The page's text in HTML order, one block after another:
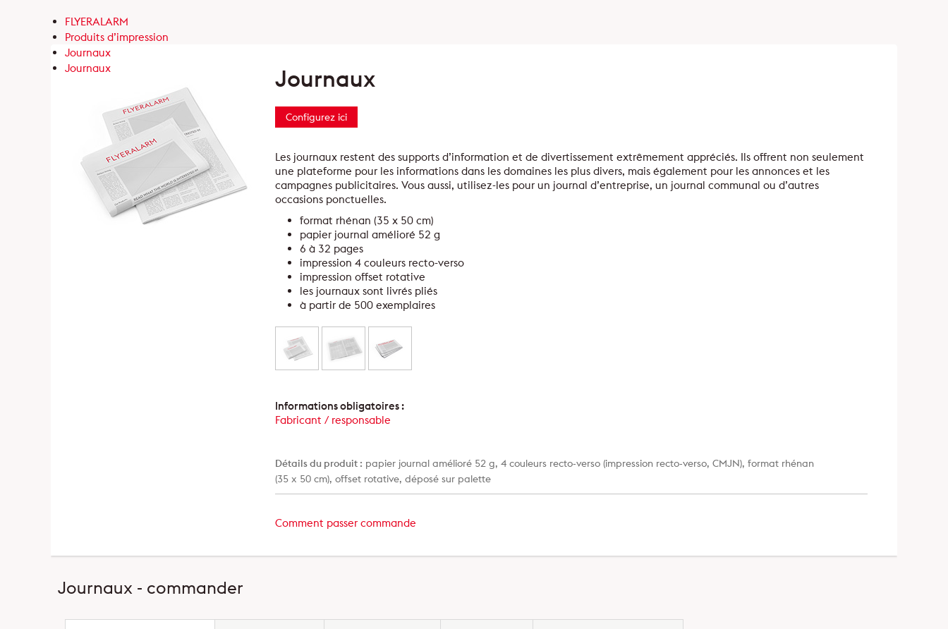
FLYERALARM
Produits d’impression
Journaux
Journaux
Journaux
Configurez ici
Les journaux restent des supports d’information et de divertissement extrêmement appréciés. Ils offrent non seulement
une plateforme pour les informations dans les domaines les plus divers, mais également pour les annonces et les
campagnes publicitaires. Vous aussi, utilisez-les pour un journal d’entreprise, un journal communal ou d’autres
occasions ponctuelles.
format rhénan (35 x 50 cm)
papier journal amélioré 52 g
6 à 32 pages
impression 4 couleurs recto-verso
impression offset rotative
les journaux sont livrés pliés
à partir de 500 exemplaires
Informations obligatoires :
Fabricant / responsable
Détails du produit : papier journal amélioré 52 g, 4 couleurs recto-verso (impression recto-verso, CMJN), format rhénan
(35 x 50 cm), offset rotative, déposé sur palette
Comment passer commande
Journaux - commander